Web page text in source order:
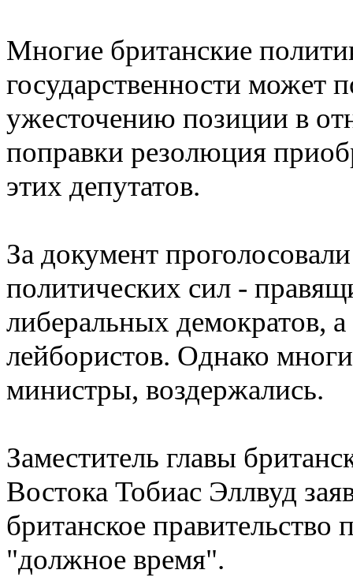
Многие британские
государственности может
ужесточению позиции в
поправки резолюция
этих депутатов.
За документ
политических сил -
либеральных демократов,
лейбористов. Однако
министры, воздержались.
Заместитель главы
Востока Тобиас Эллвуд
британское правительство
"должное время".